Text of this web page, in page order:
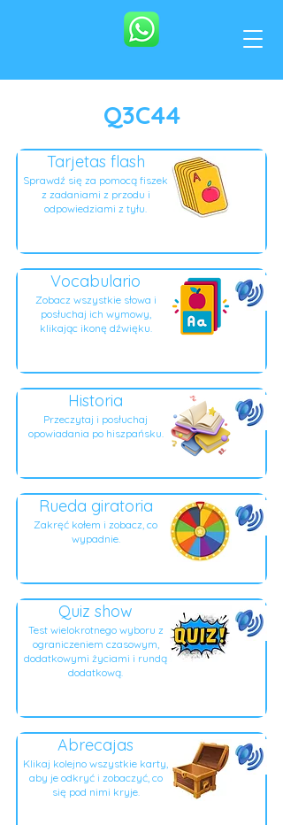
Q3C44
Tarjetas flash
Sprawdź się za pomocą fiszek
z zadaniami z przodu i
odpowiedziami z tyłu.
Vocabulario
Zobacz wszystkie słowa i
posłuchaj ich wymowy,
klikając ikonę dźwięku.
Historia
Przeczytaj i posłuchaj
opowiadania po hiszpańsku.
Rueda giratoria
Zakręć kołem i zobacz, co
wypadnie.
Quiz show
Test wielokrotnego wyboru z
ograniczeniem czasowym,
dodatkowymi życiami i rundą
dodatkową.
Abrecajas
Klikaj kolejno wszystkie karty,
aby je odkryć i zobaczyć, co
się pod nimi kryje.